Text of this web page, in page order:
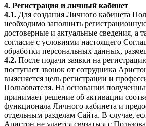
4. Регистрация и личный кабинет
4.1. Для создания Личного кабинета
необходимо заполнить
достоверные и актуальные сведения, а
согласие с условиями настоящего
обработки персональных данных,
4.2. После подачи заявки на
поступает звонок от сотрудника
выясняется цель регистрации и
Пользователя. На основании
принимает решение об активации
функционала Личного кабинета и
отдельным разделам Сайта. В случае,
Аристон не удается связаться с